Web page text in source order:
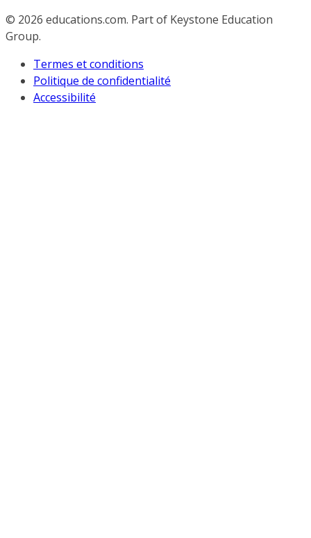
© 2026 educations.com. Part of Keystone Education
Group.
Termes et conditions
Politique de confidentialité
Accessibilité